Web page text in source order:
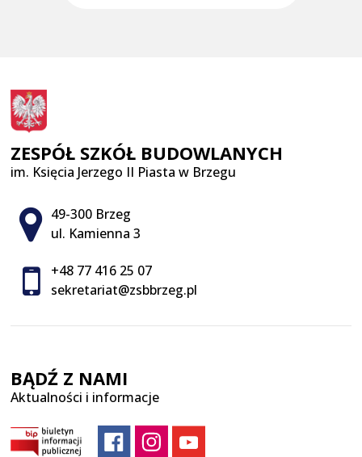
ZESPÓŁ SZKÓŁ BUDOWLANYCH
im. Księcia Jerzego II Piasta w Brzegu
Adres pocztowy:
49-300 Brzeg
ul. Kamienna 3
+48 77 416 25 07
sekretariat@zsbbrzeg.pl
BĄDŹ Z NAMI
Aktualności i informacje